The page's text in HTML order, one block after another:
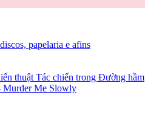
papelaria e afins
thuật Tác chiến trong Đường hầm
Murder Me Slowly